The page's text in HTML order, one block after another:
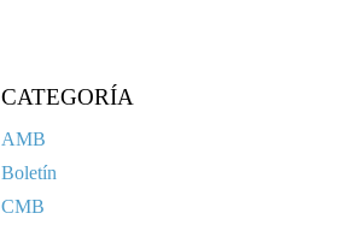
CATEGORÍA
AMB
Boletín
CMB